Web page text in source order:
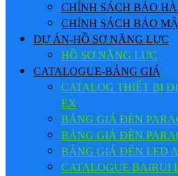
CHÍNH SÁCH BẢO
CHÍNH SÁCH BẢO
DỰ ÁN-HỒ SƠ NĂNG LỰC
HỒ SƠ NĂNG LỰC
CATALOGUE-BẢNG GIÁ
CATALOG THIẾT BỊ
EX
BẢNG GIÁ ĐÈN
BẢNG GIÁ ĐÈN
BẢNG GIÁ ĐÈN LED
CATALOGUE BAIRUI